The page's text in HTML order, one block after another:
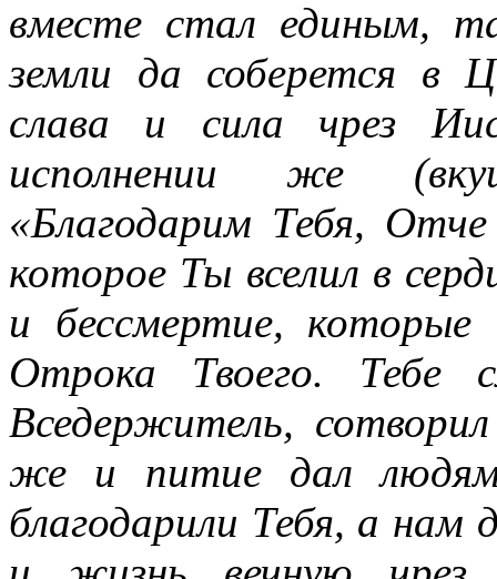
вместе стал единым,
земли да соберется в
слава и сила чрез
исполнении же
«Благодарим Тебя,
которое Ты вселил в
и бессмертие,
Отрока Твоего. Тебе
Вседержитель,
же и питие дал
благодарили Тебя, а нам